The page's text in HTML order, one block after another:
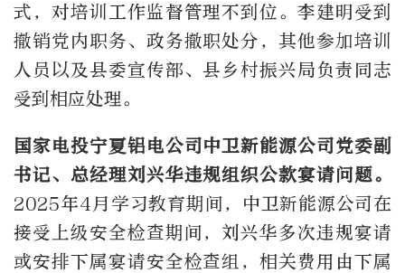
式，对培训工作监督管理不到位。李建明受到
撤销党内职务、政务撤职处分，其他参加培训
人员以及县委宣传部、县乡村振兴局负责同志
受到相应处理。
国家电投宁夏铝电公司中卫新能源公司党委副
书记、总经理刘兴华违规组织公款宴请问题。
2025年4月学习教育期间，中卫新能源公司在
接受上级安全检查期间，刘兴华多次违规宴请
或安排下属宴请安全检查组，相关费用由下属